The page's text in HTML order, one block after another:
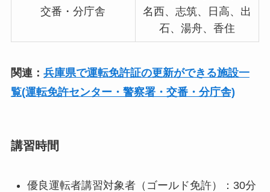
交番・分庁舎
名西、志筑、日高、出
石、湯舟、香住
関連： 兵庫県で運転免許証の更新ができる施設一
覧(運転免許センター・警察署・交番・分庁舎)
講習時間
優良運転者講習対象者（ゴールド免許）：30分